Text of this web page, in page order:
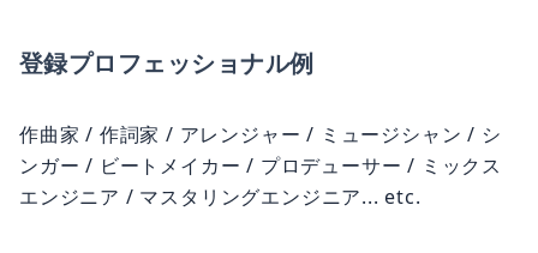
登録プロフェッショナル例
作曲家 / 作詞家 / アレンジャー / ミュージシャン / シ
ンガー / ビートメイカー / プロデューサー / ミックス
エンジニア / マスタリングエンジニア... etc.